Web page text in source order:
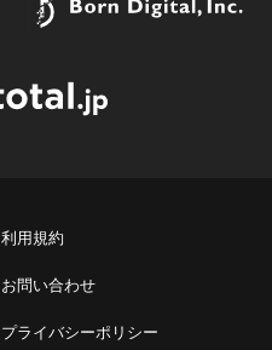
利用規約
お問い合わせ
プライバシーポリシー